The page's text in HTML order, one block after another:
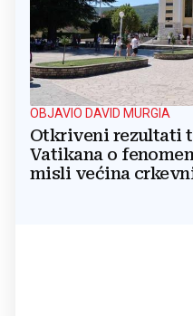
OBJAVIO DAVID MURGIA
Otkriveni rezultati
Vatikana o
misli većina